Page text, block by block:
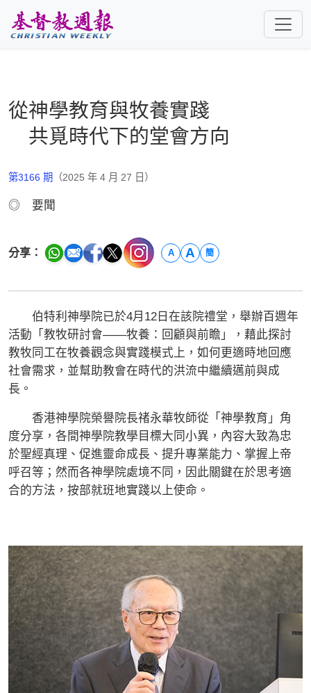
從神學教育與牧養實踐
共覓時代下的堂會方向
第3166 期 （2025 年 4 月 27 日）
◎ 要聞
分享： A A 簡
伯特利神學院已於4月12日在該院禮堂，舉辦百週年
活動「教牧研討會——牧養：回顧與前瞻」，藉此探討
教牧同工在牧養觀念與實踐模式上，如何更適時地回應
社會需求，並幫助教會在時代的洪流中繼續邁前與成
長。
香港神學院榮譽院長禇永華牧師從「神學教育」角
度分享，各間神學院教學目標大同小異，內容大致為忠
於聖經真理、促進靈命成長、提升專業能力、掌握上帝
呼召等；然而各神學院處境不同，因此關鍵在於思考適
合的方法，按部就班地實踐以上使命。